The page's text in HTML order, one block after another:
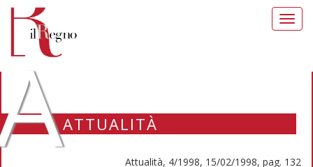
ATTUALITÀ
Attualità, 4/1998, 15/02/1998, pag. 132